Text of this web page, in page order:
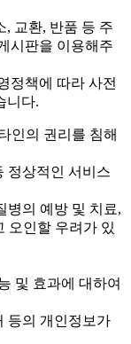
, 교환, 반품 등 주
시판을 이용해주
정책에 따라 사전
니다.
인의 권리를 침해
정상적인 서비스
병의 예방 및 치료,
오인할 우려가 있
및 효과에 대하여
등의 개인정보가